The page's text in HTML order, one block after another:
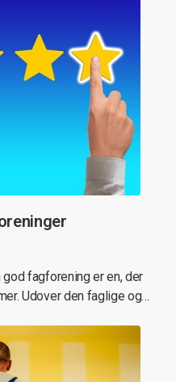
fagforening er en, der
Udover den faglige og…